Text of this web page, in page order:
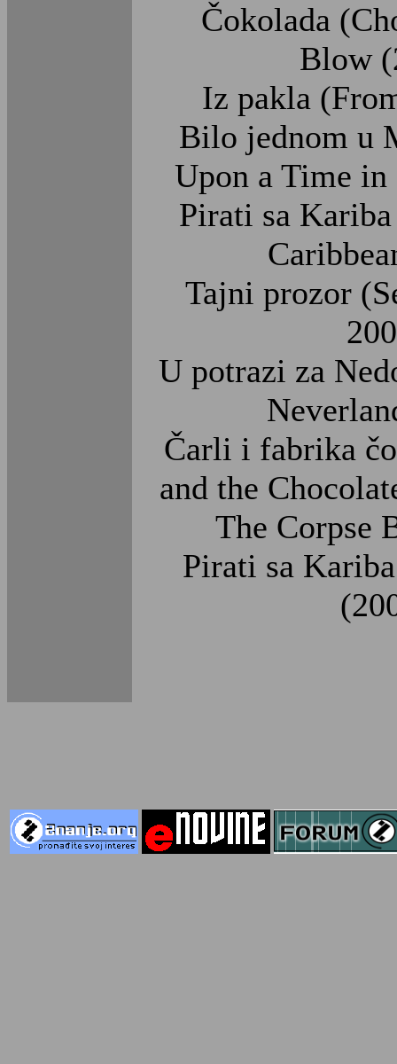
Čokolada
Blow
Iz pakla
Bilo jednom u
Upon a Time
Pirati sa
Tajni prozor
U potrazi za
Čarli i fabrika
and the
The Corpse
Pirati sa